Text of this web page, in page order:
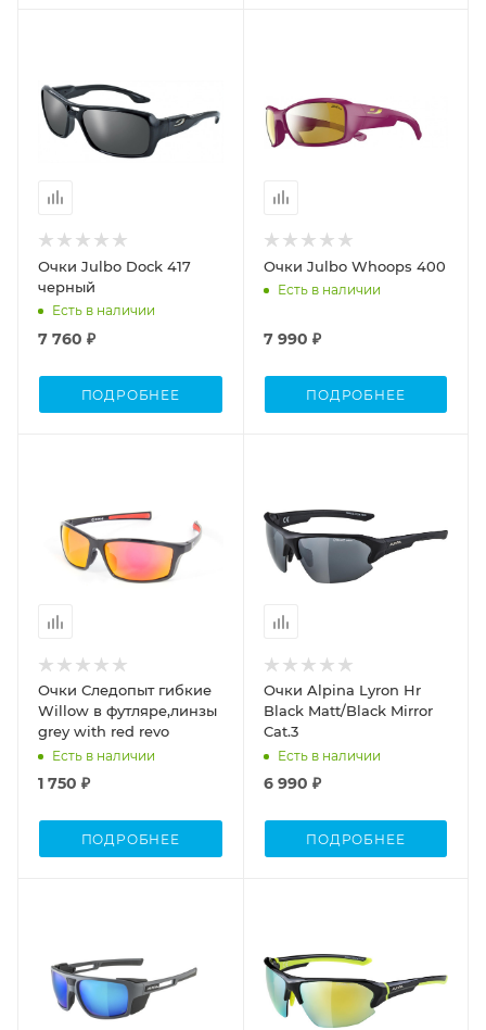
Очки Julbo Dock 417
черный
Есть в наличии
7 760 ₽
ПОДРОБНЕЕ
Очки Julbo Whoops 400
Есть в наличии
7 990 ₽
ПОДРОБНЕЕ
Очки Следопыт гибкие
Willow в футляре,линзы
grey with red revo
Есть в наличии
1 750 ₽
ПОДРОБНЕЕ
Очки Alpina Lyron Hr
Black Matt/Black Mirror
Cat.3
Есть в наличии
6 990 ₽
ПОДРОБНЕЕ